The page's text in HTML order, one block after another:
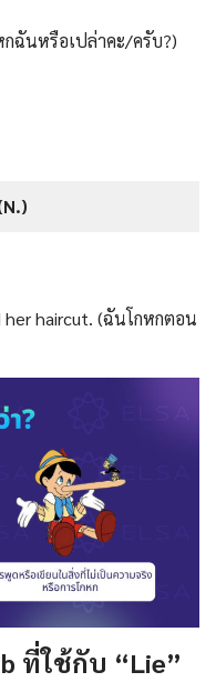
ฉันหรือเปล่าคะ/ครับ?)
her haircut. (ฉันโกหกตอน
ที่ใช้กับ “Lie”